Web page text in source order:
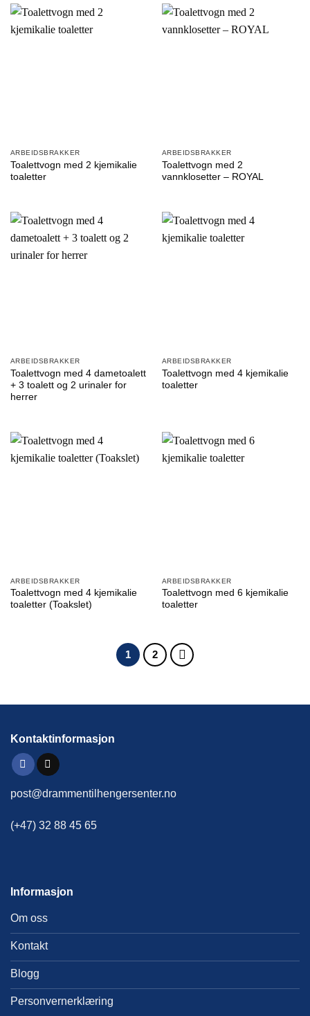
ARBEIDSBRAKKER
Toalettvogn med 2 kjemikalie
toaletter
ARBEIDSBRAKKER
Toalettvogn med 2
vannklosetter – ROYAL
ARBEIDSBRAKKER
Toalettvogn med 4 dametoalett
+ 3 toalett og 2 urinaler for
herrer
ARBEIDSBRAKKER
Toalettvogn med 4 kjemikalie
toaletter
ARBEIDSBRAKKER
Toalettvogn med 4 kjemikalie
toaletter (Toakslet)
ARBEIDSBRAKKER
Toalettvogn med 6 kjemikalie
toaletter
1 2
Kontaktinformasjon
post@drammentilhengersenter.no
(+47) 32 88 45 65
Informasjon
Om oss
Kontakt
Blogg
Personvernerklæring